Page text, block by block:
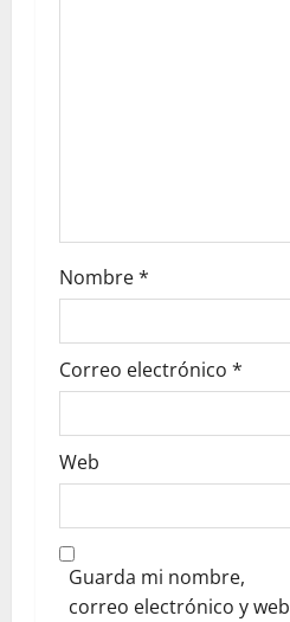
Nombre*
Correo electrónico *
Web
Guarda mi nombre,
correo electrónico y web